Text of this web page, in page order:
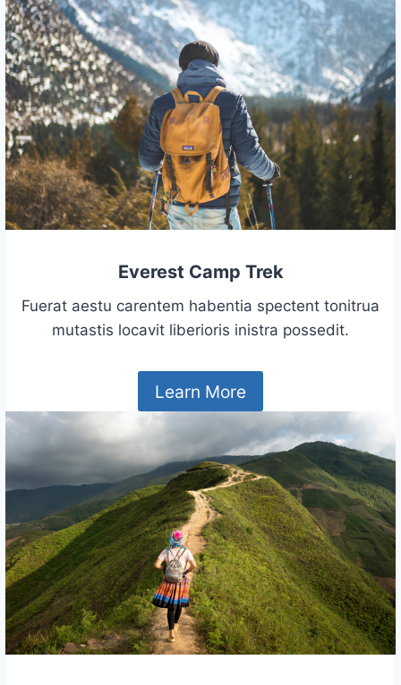
Everest Camp Trek
Fuerat aestu carentem habentia spectent tonitrua
mutastis locavit liberioris inistra possedit.
Learn More